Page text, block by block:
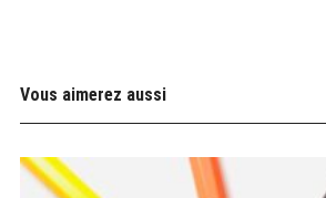
Vous aimerez aussi